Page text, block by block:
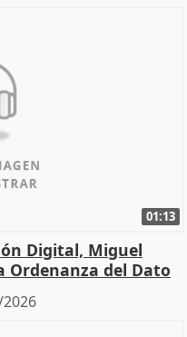
01:13
Digital, Miguel
Ordenanza del Dato